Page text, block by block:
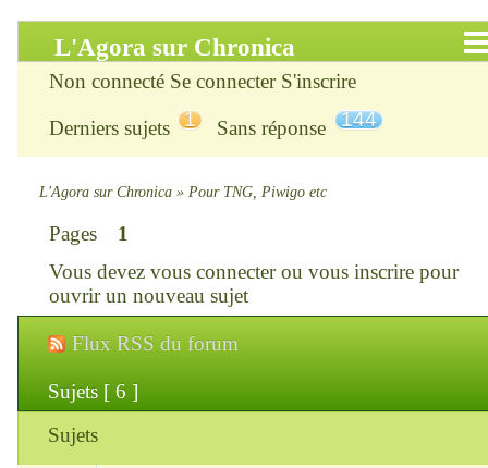
L'Agora sur Chronica
Accueil
Infos
Chercher
S’inscrire
Connexion
Chronica : le site
ChroniKat : les liens
CONTACT
Non connecté Se connecter S'inscrire
Derniers sujets 1 Sans réponse 144
L'Agora sur Chronica » Pour TNG, Piwigo etc
Pages
1
Vous devez vous connecterou vous inscrirepour
ouvrir un nouveau sujet
Flux RSS du forum
Sujets [ 6 ]
Sujets